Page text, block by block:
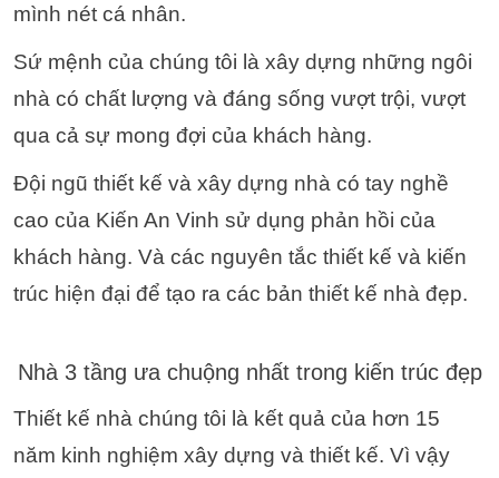
mình nét cá nhân.
Sứ mệnh của chúng tôi là xây dựng những ngôi
nhà có chất lượng và đáng sống vượt trội, vượt
qua cả sự mong đợi của khách hàng.
Đội ngũ thiết kế và xây dựng nhà có tay nghề
cao của Kiến An Vinh sử dụng phản hồi của
khách hàng. Và các nguyên tắc thiết kế và kiến
trúc hiện đại để tạo ra các bản thiết kế nhà đẹp.
Nhà 3 tầng ưa chuộng nhất trong kiến trúc đẹp
Thiết kế nhà chúng tôi là kết quả của hơn 15
năm kinh nghiệm xây dựng và thiết kế. Vì vậy